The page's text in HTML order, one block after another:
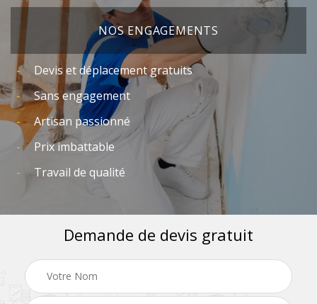
NOS ENGAGEMENTS
Devis et déplacement gratuits
Sans engagement
Artisan passionné
Prix imbattable
Travail de qualité
Demande de devis gratuit